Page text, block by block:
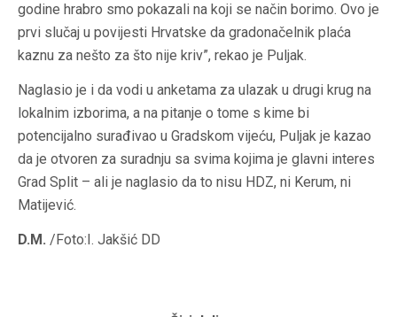
godine hrabro smo pokazali na koji se način borimo. Ovo je
prvi slučaj u povijesti Hrvatske da gradonačelnik plaća
kaznu za nešto za što nije kriv”, rekao je Puljak.
Naglasio je i da vodi u anketama za ulazak u drugi krug na
lokalnim izborima, a na pitanje o tome s kime bi
potencijalno surađivao u Gradskom vijeću, Puljak je kazao
da je otvoren za suradnju sa svima kojima je glavni interes
Grad Split – ali je naglasio da to nisu HDZ, ni Kerum, ni
Matijević.
D.M. /Foto:I. Jakšić DD